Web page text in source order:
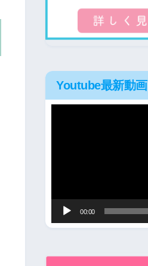
Youtube最新動画
ヤ
00:00